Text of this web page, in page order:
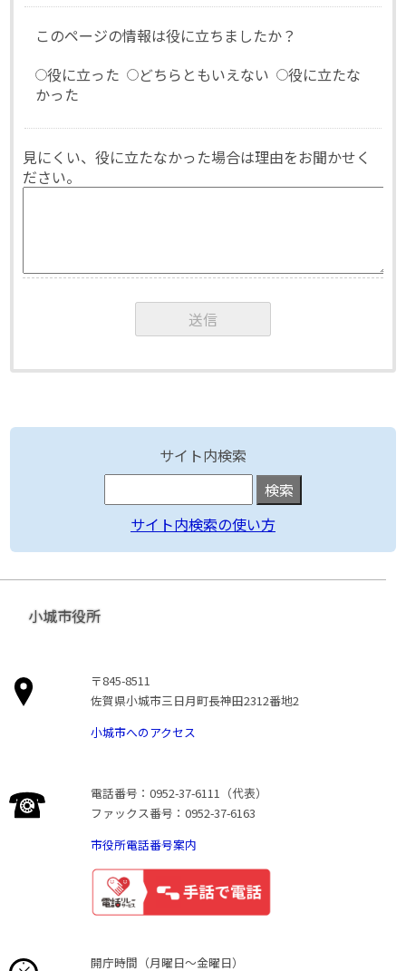
このページの情報は役に立ちましたか？
役に立った
どちらともいえない
役に立たな
かった
見にくい、役に立たなかった場合は理由をお聞かせく
ださい。
サイト内検索
サイト内検索の使い方
小城市役所
〒845-8511
佐賀県小城市三日月町長神田2312番地2
小城市へのアクセス
電話番号：0952-37-6111（代表）
ファックス番号：0952-37-6163
市役所電話番号案内
開庁時間（月曜日〜金曜日）